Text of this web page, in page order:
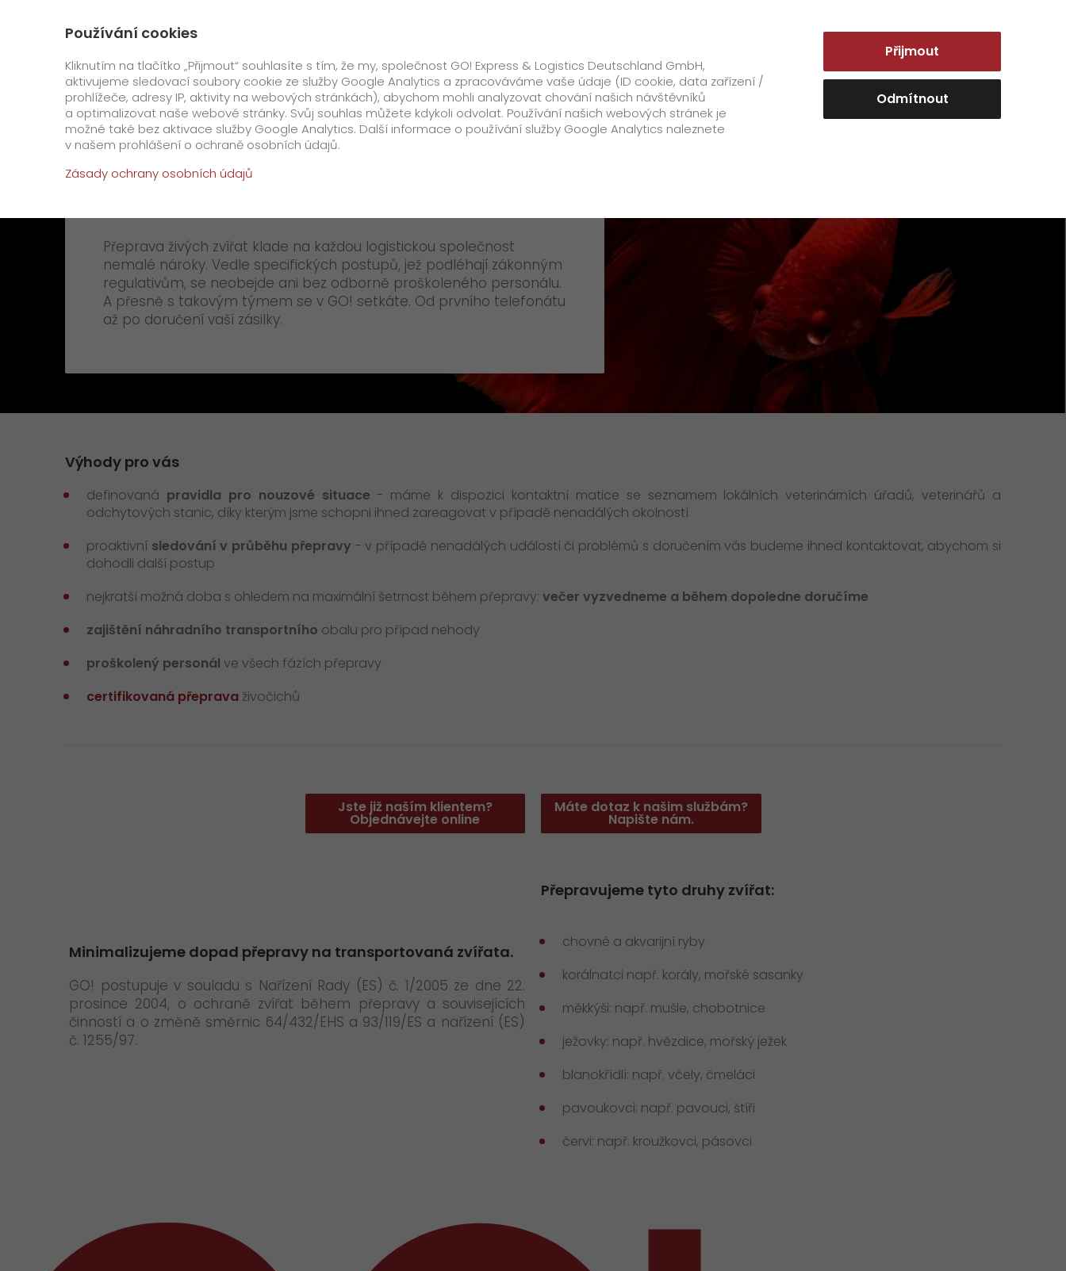
Objednat a sledovat
GO! Express GO! Česko Oborová řešení Doplňkové služby
Speciální požadavky
GO! Dry ice
GO! Cool
GO! ADR
Zákazník
Registrace GO! Online & Track
Reklamace
Obalový materiál
+
Standardní obaly
Věrnostní program Let's GO!
Historie
GO! v číslech
Staňte se naším GO! dodavatelem
Certifikace
Aktuality
GO! Kariéra
Úvod Speciální požadavky GO! Přeprava zvířat
GO! Přeprava zvířat
Přeprava živých zvířat klade na každou logistickou společnost
nemalé nároky. Vedle specifických postupů, jež podléhají zákonným
regulativům, se neobejde ani bez odborně proškoleného personálu.
A přesně s takovým týmem se v GO! setkáte. Od prvního telefonátu
až po doručení vaší zásilky.
Výhody pro vás
definovaná pravidla pro nouzové situace - máme k dispozici kontaktní matice se seznamem lokálních veterinárních úřadů, veterinářů a
odchytových stanic, díky kterým jsme schopni ihned zareagovat v případě nenadálých okolností
proaktivní sledování v průběhu přepravy - v případě nenadálých událostí či problémů s doručením vás budeme ihned kontaktovat, abychom si
dohodli další postup
nejkratší možná doba s ohledem na maximální šetrnost během přepravy: večer vyzvedneme a během dopoledne doručíme
zajištění náhradního transportního obalu pro případ nehody
proškolený personál ve všech fázích přepravy
certifikovaná přeprava živočichů
Jste již naším klientem?
Objednávejte online
Máte dotaz k našim službám?
Napište nám.
Minimalizujeme dopad přepravy na transportovaná zvířata.
GO! postupuje v souladu s Nařízení Rady (ES) č. 1/2005 ze dne 22.
prosince 2004, o ochraně zvířat během přepravy a souvisejících
činností a o změně směrnic 64/432/EHS a 93/119/ES a nařízení (ES)
č. 1255/97.
Přepravujeme tyto druhy zvířat:
chovné a akvarijní ryby
korálnatci např. korály, mořské sasanky
měkkýši: např. mušle, chobotnice
ježovky: např. hvězdice, mořský ježek
blanokřídlí: např. včely, čmeláci
pavoukovci: např. pavouci, štíři
červi: např. kroužkovci, pásovci
Používání cookies
Kliknutím na tlačítko „Přijmout“ souhlasíte s tím, že my, společnost GO! Express & Logistics Deutschland GmbH,
aktivujeme sledovací soubory cookie ze služby Google Analytics a zpracováváme vaše údaje (ID cookie, data zařízení /
prohlížeče, adresy IP, aktivity na webových stránkách), abychom mohli analyzovat chování našich návštěvníků
a optimalizovat naše webové stránky. Svůj souhlas můžete kdykoli odvolat. Používání našich webových stránek je
možné také bez aktivace služby Google Analytics. Další informace o používání služby Google Analytics naleznete
v našem prohlášení o ochraně osobních údajů.
Zásady ochrany osobních údajů
Přijmout
Odmítnout